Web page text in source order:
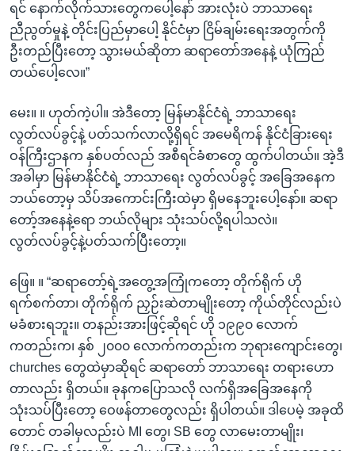
ရင် နောက်လိုက်သားတွေကပေါ့နော် အားလုံးပဲ ဘာသာရေး
ညီညွတ်မှုနဲ့ တိုင်းပြည်မှာပေါ့ နိုင်ငံမှာ ငြိမ်ချမ်းရေးအတွက်ကို
ဦးတည်ပြီးတော့ သွားမယ်ဆိုတာ ဆရာတော်အနေနဲ့ ယုံကြည်
တယ်ပေါ့လေ။”
မေး။ ။ ဟုတ်ကဲ့ပါ။ အဲဒီတော့ မြန်မာနိုင်ငံရဲ့ ဘာသာရေး
လွတ်လပ်ခွင့်နဲ့ ပတ်သက်လာလို့ရှိရင် အမေရိကန် နိုင်ငံခြားရေး
ဝန်ကြီးဌာနက နှစ်ပတ်လည် အစီရင်ခံစာတွေ ထွက်ပါတယ်။ အဲ့ဒီ
အခါမှာ မြန်မာနိုင်ငံရဲ့ ဘာသာရေး လွတ်လပ်ခွင့် အခြေအနေက
ဘယ်တော့မှ သိပ်အကောင်းကြီးထဲမှာ ရှိမနေဘူးပေါ့နော်။ ဆရာ
တော့်အနေနဲ့ရော ဘယ်လိုများ သုံးသပ်လို့ရပါသလဲ။
လွတ်လပ်ခွင့်နဲ့ပတ်သက်ပြီးတော့။
ဖြေ။ ။ “ဆရာတော့်ရဲ့အတွေ့အကြုံကတော့ တိုက်ရိုက် ဟို
ရက်စက်တာ၊ တိုက်ရိုက် ညှဉ်းဆဲတာမျိုးတော့ ကိုယ်တိုင်လည်းပဲ
မခံစားရဘူး။ တနည်းအားဖြင့်ဆိုရင် ဟို ၁၉၉၀ လောက်
ကတည်းက၊ နှစ် ၂၀၀၀ လောက်ကတည်းက ဘုရားကျောင်းတွေ၊
churches တွေထဲမှာဆိုရင် ဆရာတော် ဘာသာရေး တရားဟော
တာလည်း ရှိတယ်။ ခုနကပြောသလို လက်ရှိအခြေအနေကို
သုံးသပ်ပြီးတော့ ဝေဖန်တာတွေလည်း ရှိပါတယ်။ ဒါပေမဲ့ အခုထိ
တောင် တခါမှလည်းပဲ MI တွေ၊ SB တွေ လာမေးတာမျိုး၊